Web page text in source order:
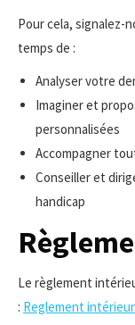
Pour cela, signalez-
temps de :
Analyser votre
Imaginer et
personnalisées
Accompagner
Conseiller et
handicap
Le règlement
: Reglement intérieur